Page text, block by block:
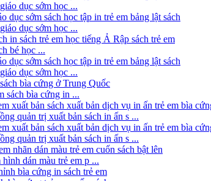
dục sớm học ...
dục sớm học ...
bé học ...
dục sớm học ...
sách bìa cứng in ...
quản trị xuất bản sách in ấn s ...
quản trị xuất bản sách in ấn s ...
dán màu trẻ em p ...